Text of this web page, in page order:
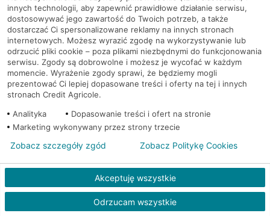
Gdynia, ul. 10-go Lutego 11 Bankomat (Euronet)
Gdynia, ul. 10-go Lutego 11 Bankomat (Euronet)
Gdynia, ul. 10-go Lutego 11 Bankomat (Euronet)
Gdynia, ul. Abrahama 46 A-B
Gdynia, ul. Bosmańska 45 Bankomat (Euronet)
Gdynia, ul. Brzechwy 1 Bankomat (Euronet)
innych technologii, aby zapewnić prawidłowe działanie serwisu,
dostosowywać jego zawartość do Twoich potrzeb, a także
dostarczać Ci spersonalizowane reklamy na innych stronach
internetowych. Możesz wyrazić zgodę na wykorzystywanie lub
odrzucić pliki cookie – poza plikami niezbędnymi do funkcjonowania
serwisu. Zgody są dobrowolne i możesz je wycofać w każdym
momencie. Wyrażenie zgody sprawi, że będziemy mogli
prezentować Ci lepiej dopasowane treści i oferty na tej i innych
stronach Credit Agricole.
Analityka
Dopasowanie treści i ofert na stronie
Marketing wykonywany przez strony trzecie
Akceptuję wszystkie
Odrzucam wszystkie
Zobacz szczegóły zgód Zobacz Politykę Cookies